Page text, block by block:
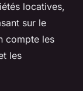
locatives,
sur le
compte les
les